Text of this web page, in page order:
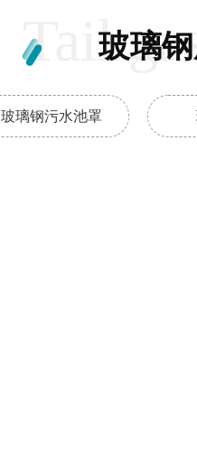
Tail玻璃
玻璃钢污水池罩